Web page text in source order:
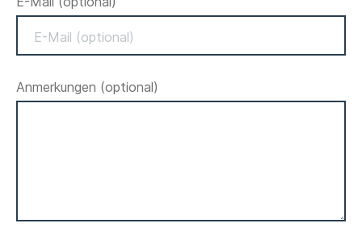
Anmerkungen (optional)